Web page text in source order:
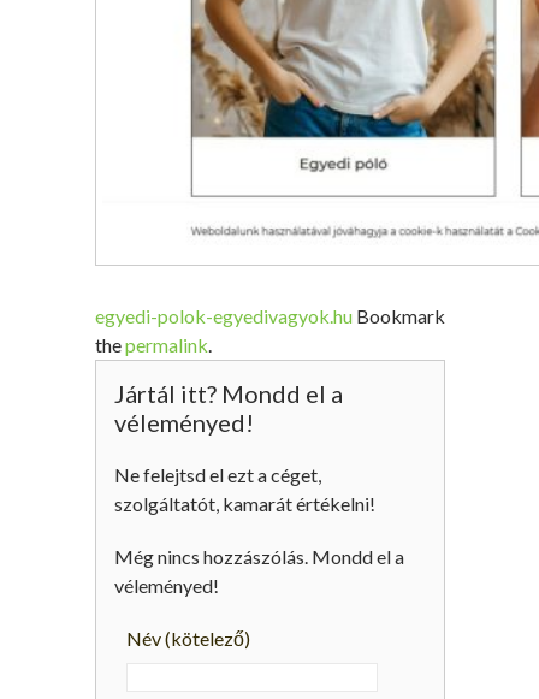
egyedi-polok-egyedivagyok.hu Bookmark
thepermalink.
Jártál itt? Mondd el a
véleményed!
Ne felejtsd el ezt a céget,
szolgáltatót, kamarát értékelni!
Még nincs hozzászólás. Mondd el a
véleményed!
Név(kötelező)